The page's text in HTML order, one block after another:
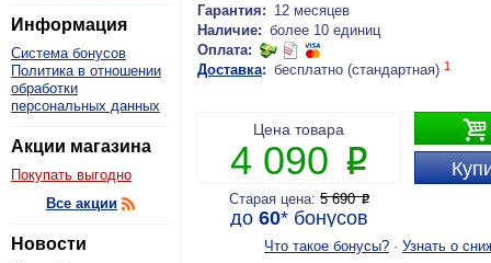
Информация
Система бонусов
Политика в отношении
обработки
персональных данных
Акции магазина
Покупать выгодно
Все акции
Новости
Гарантия: 12 месяцев
Наличие: более 10 единиц
Оплата:
Доставка: бесплатно (стандартная) 1

Цена товара
4 090 P
Старая цена: 5 690P
до 60*бонусов
Что такое бонусы? · Узнать о